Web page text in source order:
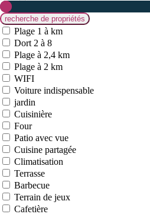
Plage 1 à km
Dort 2 à 8
Plage à 2,4 km
Plage à 2 km
WIFI
Voiture indispensable
jardin
Cuisinière
Four
Patio avec vue
Cuisine partagée
Climatisation
Terrasse
Barbecue
Terrain de jeux
Cafetière